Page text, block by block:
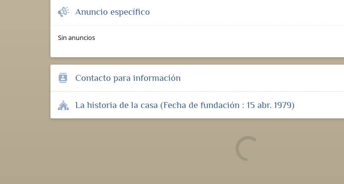
Anuncio específico
Sin anuncios
contacts Contacto para información
La historia de la casa (Fecha de fundación : 15 abr. 1979)